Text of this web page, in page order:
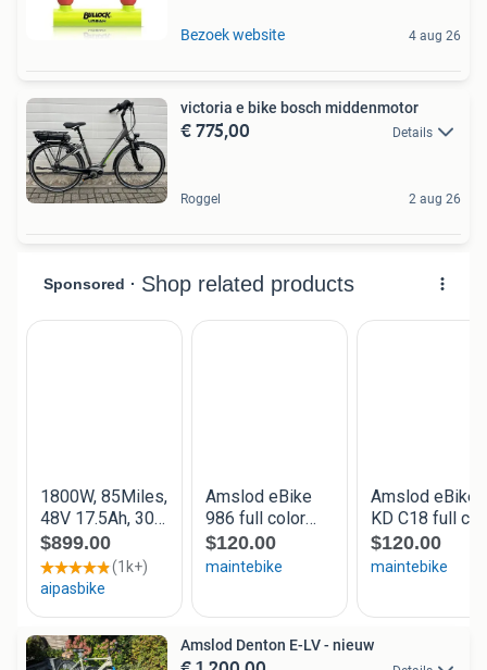
Bezoek website 4 aug 26
victoria e bike bosch middenmotor
€ 775,00 Details
Roggel 2 aug 26
Amslod Denton E-LV - nieuw